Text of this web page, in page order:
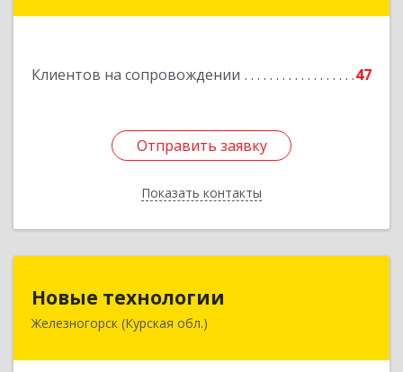
Клиентов на сопровождении 47
Отправить заявку
Показать контакты
Отправить заявку
Назад
Новые технологии
Железногорск (Курская обл.)
307170, Курская обл, Железногорский р-н,